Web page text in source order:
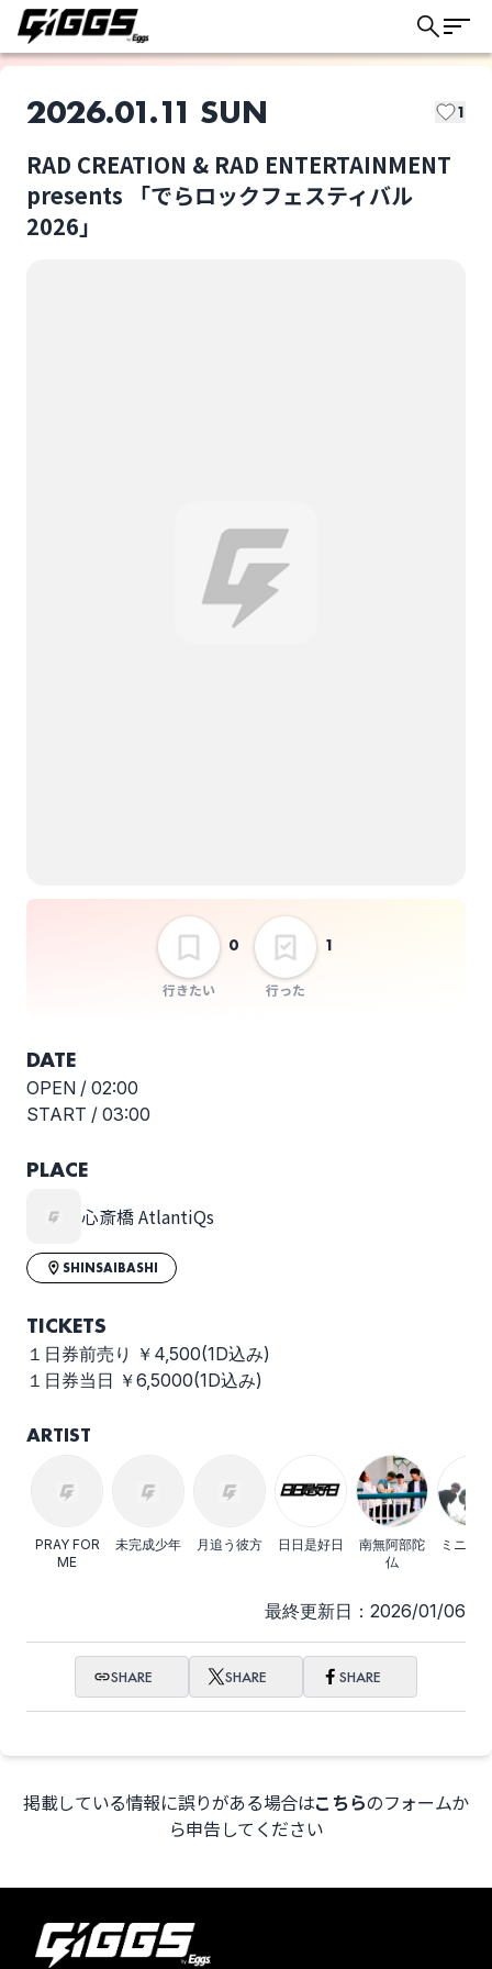
2026.01.11 SUN 1
RAD CREATION & RAD ENTERTAINMENT
presents 「でらロックフェスティバル
2026」
行きたい
0
行った
1
おとなりにぎんが計画 ウェルビーズ
Yobahi
Trase Rush
Adult Family
MORGIC MIGHTY HOPE
Lcimer
komsume knot
JUNKY58% Hello Hello
DATE
OPEN / 02:00
START / 03:00
PLACE
心斎橋 AtlantiQs
SHINSAIBASHI
TICKETS
１日券前売り ￥4,500(1D込み)
１日券当日 ￥6,5000(1D込み)
ARTIST
PRAY FOR
ME
未完成少年 月追う彼方 日日是好日
南無阿部陀
仏
ミニマ
最終更新日：2026/01/06
SHARE SHARE SHARE
掲載している情報に誤りがある場合はこちらのフォームか
ら申告してください
このライブの取り置きは終了しました